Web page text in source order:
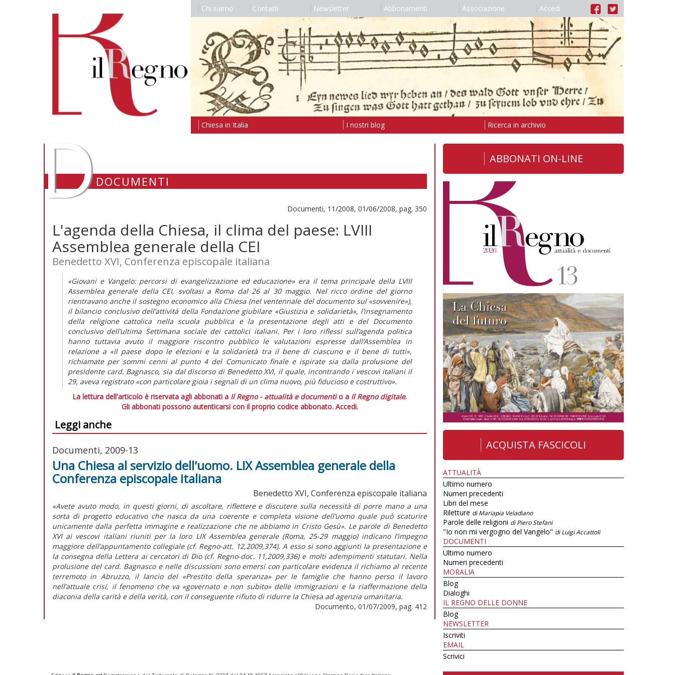
Chi siamo Contatti Newsletter Abbonamenti Associazione Accedi
Chiesa in Italia I nostri blog Ricerca in archivio
DDOCUMENTI
Documenti, 11/2008, 01/06/2008, pag. 350
L'agenda della Chiesa, il clima del paese: LVIII
Assemblea generale della CEI
Benedetto XVI, Conferenza episcopale italiana
«Giovani e Vangelo: percorsi di evangelizzazione ed educazione» era il tema principale della LVIII
Assemblea generale della CEI, svoltasi a Roma dal 26 al 30 maggio. Nel ricco ordine del giorno
rientravano anche il sostegno economico alla Chiesa (nel ventennale del documento sul «sovvenire»),
il bilancio conclusivo dell’attività della Fondazione giubilare «Giustizia e solidarietà», l’insegnamento
della religione cattolica nella scuola pubblica e la presentazione degli atti e del Documento
conclusivo dell’ultima Settimana sociale dei cattolici italiani. Per i loro riflessi sull’agenda politica
hanno tuttavia avuto il maggiore riscontro pubblico le valutazioni espresse dall’Assemblea in
relazione a «Il paese dopo le elezioni e la solidarietà tra il bene di ciascuno e il bene di tutti»,
richiamate per sommi cenni al punto 4 del Comunicato finale e ispirate sia dalla prolusione del
presidente card. Bagnasco, sia dal discorso di Benedetto XVI, il quale, incontrando i vescovi italiani il
29, aveva registrato «con particolare gioia i segnali di un clima nuovo, più fiducioso e costruttivo».
La lettura dell'articolo è riservata agli abbonati a Il Regno - attualità e documentio a Il Regno digitale.
Gli abbonati possono autenticarsi con il proprio codice abbonato. Accedi.
Leggi anche
Documenti, 2009-13
Una Chiesa al servizio dell'uomo. LIX Assemblea generale della
Conferenza episcopale italiana
Benedetto XVI, Conferenza episcopale italiana
«Avete avuto modo, in questi giorni, di ascoltare, riflettere e discutere sulla necessità di porre mano a una
sorta di progetto educativo che nasca da una coerente e completa visione dell’uomo quale può scaturire
unicamente dalla perfetta immagine e realizzazione che ne abbiamo in Cristo Gesù». Le parole di Benedetto
XVI ai vescovi italiani riuniti per la loro LIX Assemblea generale (Roma, 25-29 maggio) indicano l’impegno
maggiore dell’appuntamento collegiale (cf. Regno-att. 12,2009,374). A esso si sono aggiunti la presentazione e
la consegna della Lettera ai cercatori di Dio (cf. Regno-doc. 11,2009,336) e molti adempimenti statutari. Nella
prolusione del card. Bagnasco e nelle discussioni sono emersi con particolare evidenza il richiamo al recente
terremoto in Abruzzo, il lancio del «Prestito della speranza» per le famiglie che hanno perso il lavoro
nell’attuale crisi, il fenomeno che va «governato e non subito» delle immigrazioni e la riaffermazione della
diaconia della carità e della verità, con il conseguente rifiuto di ridurre la Chiesa ad agenzia umanitaria.
Documento, 01/07/2009, pag. 412
ABBONATI ON-LINE
ACQUISTA FASCICOLI
ATTUALITÀ
Ultimo numero
Numeri precedenti
Libri del mese
Riletture di Mariapia Veladiano
Parole delle religioni di Piero Stefani
"Io non mi vergogno del Vangelo" di Luigi Accattoli
DOCUMENTI
Ultimo numero
Numeri precedenti
MORALIA
Blog
Dialoghi
IL REGNO DELLE DONNE
Blog
NEWSLETTER
Iscriviti
EMAIL
Scrivici